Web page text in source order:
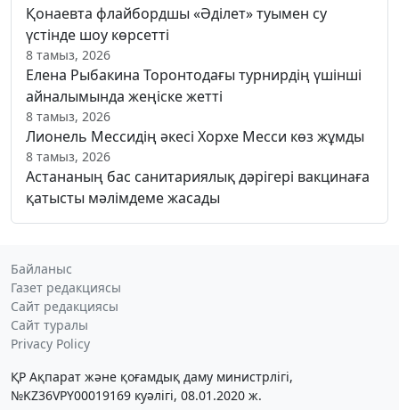
Қонаевта флайбордшы «Әділет» туымен су
үстінде шоу көрсетті
8 тамыз, 2026
Елена Рыбакина Торонтодағы турнирдің үшінші
айналымында жеңіске жетті
8 тамыз, 2026
Лионель Мессидің әкесі Хорхе Месси көз жұмды
8 тамыз, 2026
Астананың бас санитариялық дәрігері вакцинаға
қатысты мәлімдеме жасады
Байланыс
Газет редакциясы
Сайт редакциясы
Сайт туралы
Privacy Policy
ҚР Ақпарат және қоғамдық даму министрлігі,
№KZ36VPY00019169 куәлігі, 08.01.2020 ж.